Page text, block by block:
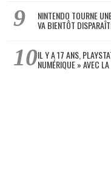
NINTENDO TOURNE
VA BIENTÔT
IL Y A 17 ANS,
NUMÉRIQUE » AVEC